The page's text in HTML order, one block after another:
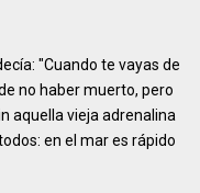
"Cuando te vayas de
no haber muerto, pero
aquella vieja adrenalina
en el mar es rápido